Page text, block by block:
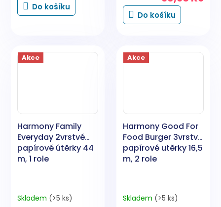
5,0 Do košíku
Do košíku
Akce
Harmony Family
Everyday 2vrstvé
papírové útěrky 44
m, 1 role
Skladem (>5 ks)
Akce
Harmony Good For
Food Burger 3vrstvé
papírové utěrky 16,5
m, 2 role
Skladem (>5 ks)